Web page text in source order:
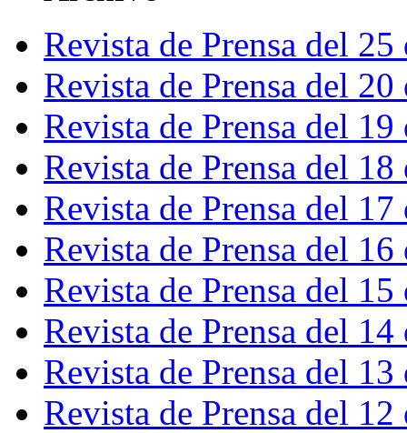
Revista de Prensa del
Revista de Prensa del
Revista de Prensa del
Revista de Prensa del
Revista de Prensa del
Revista de Prensa del
Revista de Prensa del
Revista de Prensa del
Revista de Prensa del
Revista de Prensa del